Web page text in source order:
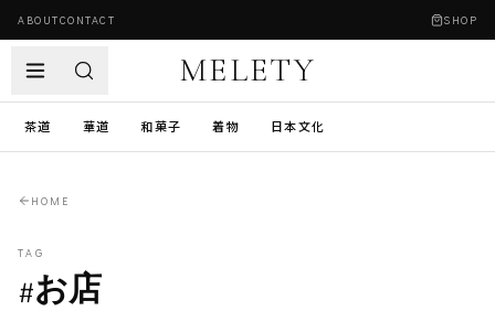
ABOUTCONTACT SHOP
MELETY
茶道 華道 和菓子 着物 日本文化
HOME
TAG
#お店